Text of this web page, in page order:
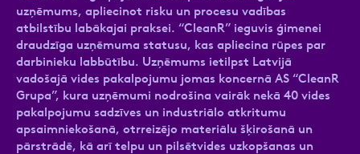
uzņēmums, apliecinot risku un procesu vadības
atbilstību labākajai praksei. “CleanR” ieguvis ģimenei
draudzīga uzņēmuma statusu, kas apliecina rūpes par
darbinieku labbūtību. Uzņēmums ietilpst Latvijā
vadošajā vides pakalpojumu jomas koncernā AS “CleanR
Grupa”, kura uzņēmumi nodrošina vairāk nekā 40 vides
pakalpojumu sadzīves un industriālo atkritumu
apsaimniekošanā, otrreizējo materiālu šķirošanā un
pārstrādē, kā arī telpu un pilsētvides uzkopšanas un